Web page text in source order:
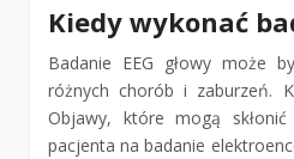
Kiedy wykonać
Badanie EEG głowy może
różnych chorób i zaburzeń.
Objawy, które mogą
pacjenta na badanie